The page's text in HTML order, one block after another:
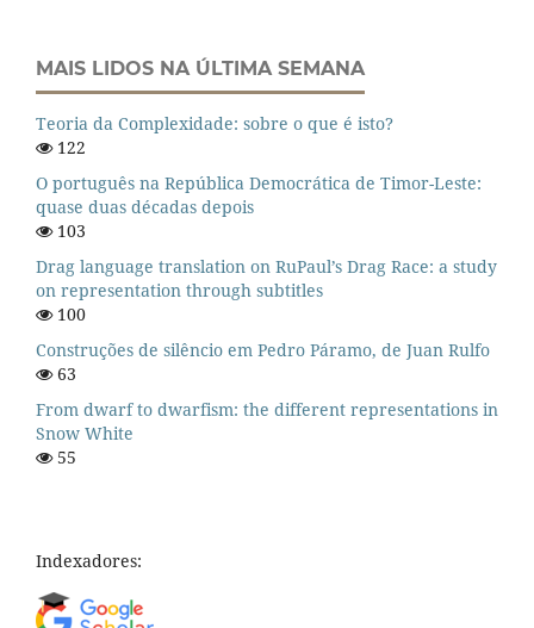
MAIS LIDOS NA ÚLTIMA SEMANA
Teoria da Complexidade: sobre o que é isto?
122
O português na República Democrática de Timor-Leste:
quase duas décadas depois
103
Drag language translation on RuPaul’s Drag Race: a study
on representation through subtitles
100
Construções de silêncio em Pedro Páramo, de Juan Rulfo
63
From dwarf to dwarfism: the different representations in
Snow White
55
Indexadores: